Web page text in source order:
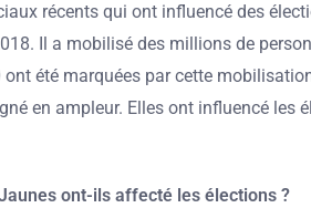
récents qui ont influencé des
Il a mobilisé des millions de
été marquées par cette
en ampleur. Elles ont influencé les
ont-ils affecté les élections ?